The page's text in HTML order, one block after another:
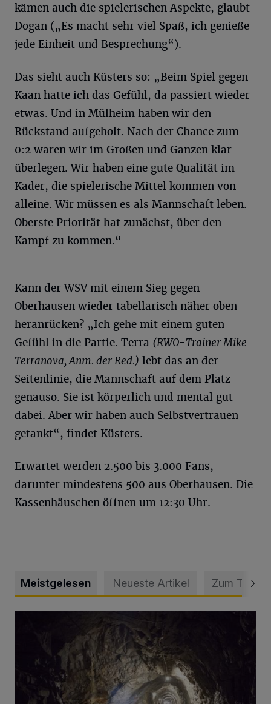
kämen auch die spielerischen Aspekte, glaubt
Dogan („Es macht sehr viel Spaß, ich genieße
jede Einheit und Besprechung“).
Das sieht auch Küsters so: „Beim Spiel gegen
Kaan hatte ich das Gefühl, da passiert wieder
etwas. Und in Mülheim haben wir den
Rückstand aufgeholt. Nach der Chance zum
0:2 waren wir im Großen und Ganzen klar
überlegen. Wir haben eine gute Qualität im
Kader, die spielerische Mittel kommen von
alleine. Wir müssen es als Mannschaft leben.
Oberste Priorität hat zunächst, über den
Kampf zu kommen.“
Kann der WSV mit einem Sieg gegen
Oberhausen wieder tabellarisch näher oben
heranrücken? „Ich gehe mit einem guten
Gefühl in die Partie. Terra (RWO-Trainer Mike
Terranova, Anm. derRed.) lebt das an der
Seitenlinie, die Mannschaft auf dem Platz
genauso. Sie ist körperlich und mental gut
dabei. Aber wir haben auch Selbstvertrauen
getankt“, findet Küsters.
Erwartet werden 2.500 bis 3.000 Fans,
darunter mindestens 500 aus Oberhausen. Die
Kassenhäuschen öffnen um 12:30 Uhr.
Meistgelesen Neueste Artikel Zum Thema